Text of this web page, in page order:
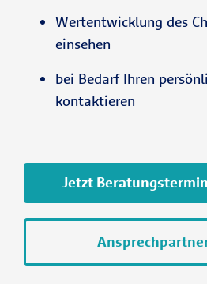
Wertentwicklung des
einsehen
bei Bedarf Ihren
kontaktieren
Jetzt